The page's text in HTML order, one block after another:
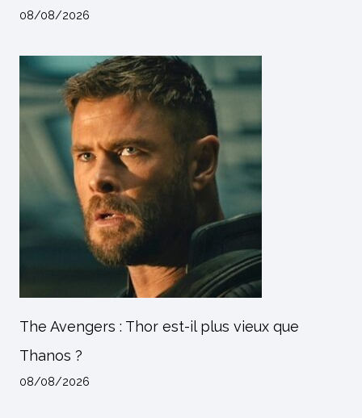
08/08/2026
The Avengers : Thor est-il plus vieux que
Thanos ?
08/08/2026